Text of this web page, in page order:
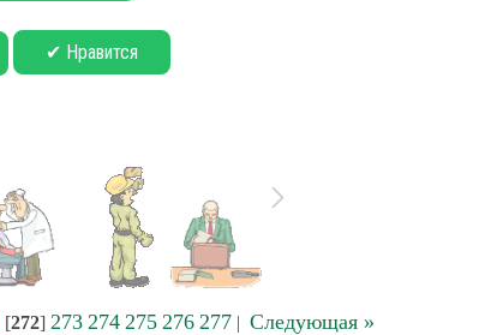
✔ Нравится
[272] 273 274 275 276 277| Следующая »